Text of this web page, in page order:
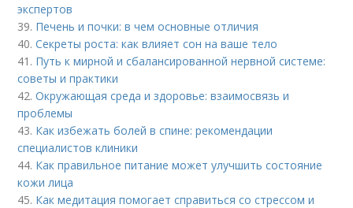
экспертов
39. Печень и почки: в чем основные отличия
40.Секреты роста: как влияет сон на ваше тело
41. Путь к мирной и сбалансированной нервной системе:
советы и практики
42.Окружающая среда и здоровье: взаимосвязь и
проблемы
43. Как избежать болей в спине: рекомендации
специалистов клиники
44. Как правильное питание может улучшить состояние
кожи лица
45. Как медитация помогает справиться со стрессом и